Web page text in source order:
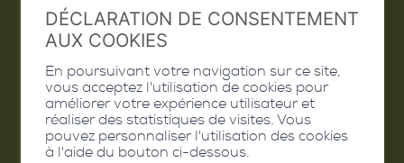
Contact
Extranet
Valais Excellence
DÉCLARATION DE CONSENTEMENT
AUX COOKIES
En poursuivant votre navigation sur ce site,
vous acceptez l'utilisation de cookies pour
améliorer votre expérience utilisateur et
réaliser des statistiques de visites. Vous
pouvez personnaliser l'utilisation des cookies
à l'aide du bouton ci-dessous.